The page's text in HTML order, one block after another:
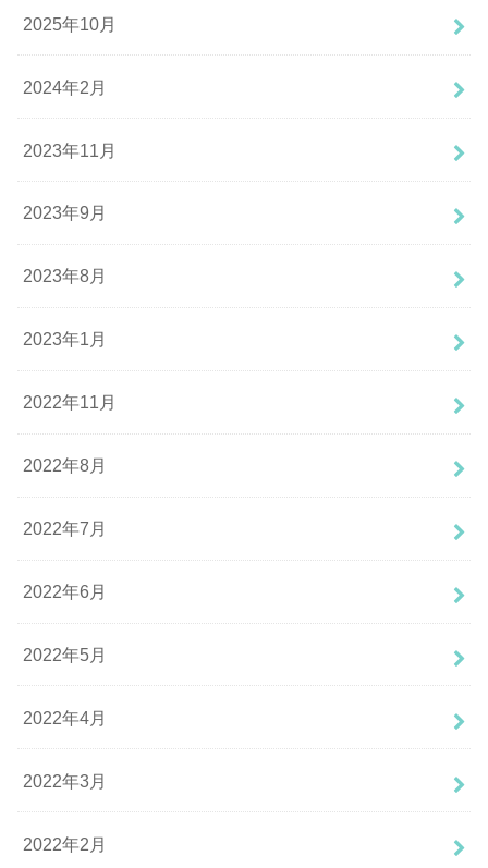
2025年10月
2024年2月
2023年11月
2023年9月
2023年8月
2023年1月
2022年11月
2022年8月
2022年7月
2022年6月
2022年5月
2022年4月
2022年3月
2022年2月